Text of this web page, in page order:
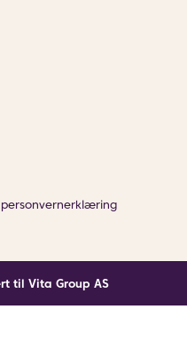
personvernerklæring
til Vita Group AS